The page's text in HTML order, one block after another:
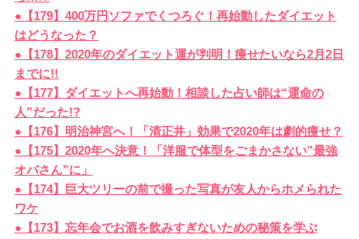
●【179】400万円ソファでくつろぐ！再始動したダイエット
はどうなった？
●【178】2020年のダイエット運が判明！痩せたいなら2月2日
までに!!
●【177】ダイエットへ再始動！相談した占い師は“運命の
人”だった!?
●【176】明治神宮へ！「清正井」効果で2020年は劇的痩せ？
●【175】2020年へ決意！「洋服で体型をごまかさない”最強
オバさん”に」
●【174】巨大ツリーの前で撮った写真が友人からホメられた
ワケ
●【173】忘年会でお酒を飲みすぎないための秘策を学ぶ